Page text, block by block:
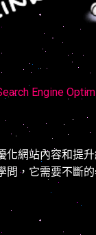
Engine
網站內容和提
問，它需要不斷